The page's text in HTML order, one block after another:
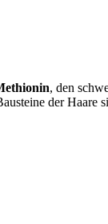
, den
der Haare